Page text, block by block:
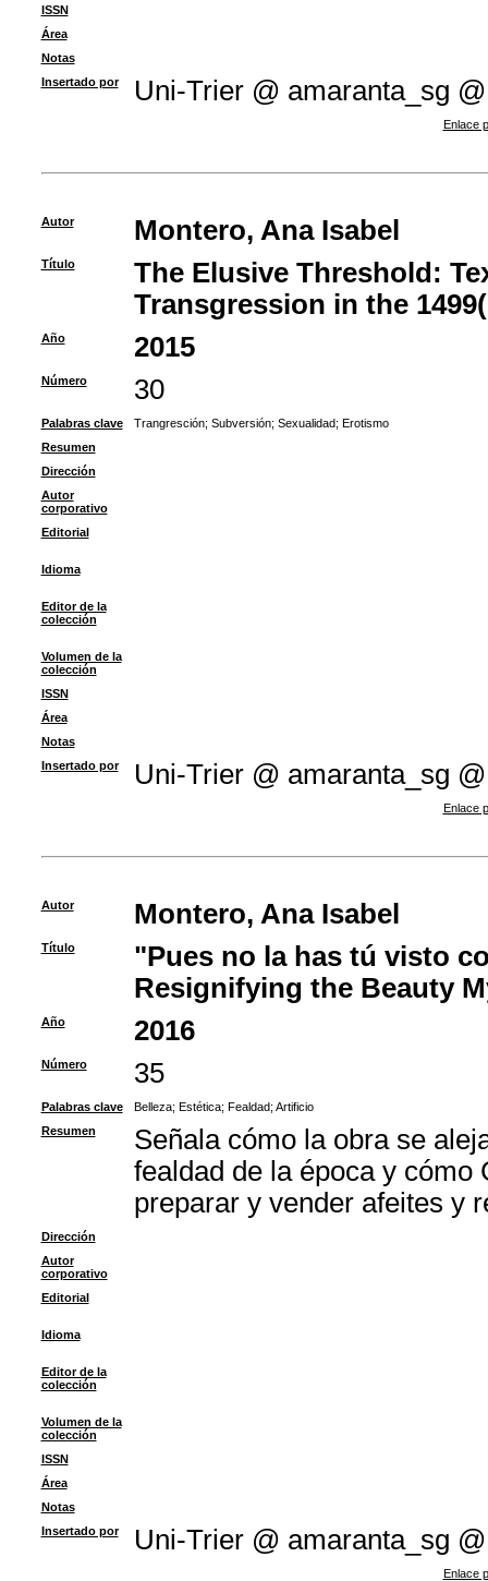
ISSN
Área
Notas
Insertado por
Uni-Trier @ amaranta_sg @
Enlace
Autor Montero, Ana Isabel
Título
The Elusive Threshold:
Transgression in the
Año 2015
Número 30
Palabras clave Trangresción; Subversión; Sexualidad; Erotismo
Resumen
Dirección
Autor
corporativo
Editorial
Idioma
Editor de la
colección
Volumen de la
colección
ISSN
Área
Notas
Insertado por
Uni-Trier @ amaranta_sg @
Enlace
Autor Montero, Ana Isabel
Título
"Pues no la has tú visto
Resignifying the Beauty
Año 2016
Número 35
Palabras clave Belleza; Estética; Fealdad; Artificio
Resumen
Señala cómo la obra se
fealdad de la época y cómo
preparar y vender afeites y
Dirección
Autor
corporativo
Editorial
Idioma
Editor de la
colección
Volumen de la
colección
ISSN
Área
Notas
Insertado por
Uni-Trier @ amaranta_sg @
Enlace